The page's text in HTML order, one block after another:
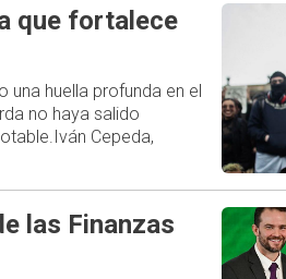
que fortalece
una huella profunda en el
no haya salido
Cepeda,
las Finanzas